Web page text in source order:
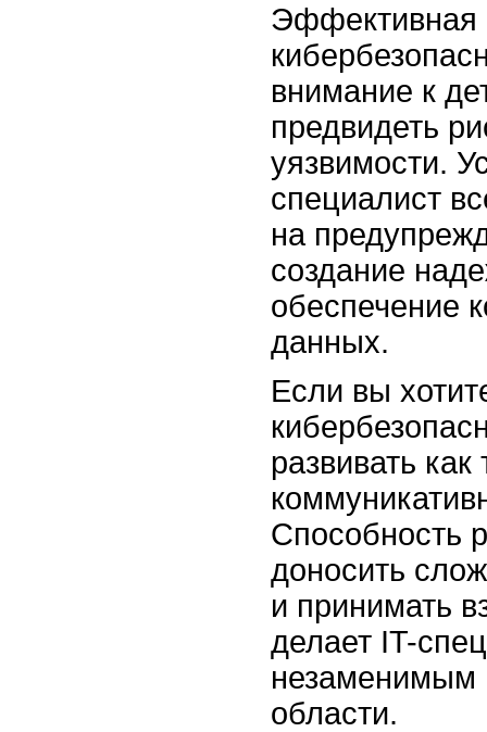
Эффективная
внимание к
предвидеть
уязвимости.
специалист
на
создание
обеспечение
данных.
Если вы
развивать как
Способность
доносить
и принимать
делает IT-
незаменимым
области.